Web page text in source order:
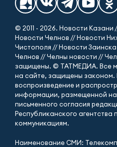
© 2011 - 2026. Новости
Новости Челнов // Новости
Чистополя // Новости
Челнов // Челны новости //
защищены. © ТАТМЕДИА. Все
на сайте, защищены законом.
воспроизведение и
информации, размещенной
письменного согласия
Республиканского агентства
коммуникациям.
Наименование СМИ: